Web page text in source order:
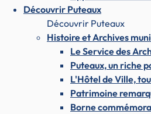
Découvrir Puteaux
Découvrir Puteaux
Histoire et Archives
Le Service des
Puteaux, un riche
L'Hôtel de Ville,
Patrimoine
Borne